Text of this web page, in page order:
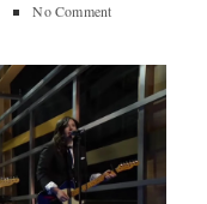
No Comment